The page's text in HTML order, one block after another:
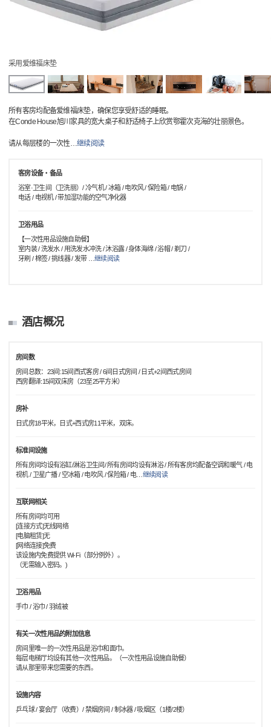
采用爱维福床垫
所有客房均配备爱维福床垫，确保您享受舒适的睡眠。
在Conde House旭川家具的宽大桌子和舒适椅子上欣赏鄂霍次克海的壮丽景色。
请从每层楼的一次性…继续阅读
客房设备・备品
浴室·卫生间（卫洗丽）/ 冷气机 / 冰箱 / 电吹风 / 保险箱 / 电锅 /
电话 / 电视机 / 带加湿功能的空气净化器
卫浴用品
【一次性用品设施自助餐】
室内装 / 洗发水 / 用洗发水冲洗 / 沐浴露 / 身体海绵 / 浴帽 / 剃刀 /
牙刷 / 棉签 / 挑线器 / 发带
…继续阅读
酒店概况
房间数
房间总数：23间:15间西式客房 / 6间日式房间 / 日式+2间西式房间
西房翻译:15间双床房（23至25平方米）
房补
日式房18平米，日式+西式房11平米，双床。
标准间设施
所有房间均设有浴缸/淋浴卫生间/ 所有房间均设有淋浴 / 所有客房均配备空调和暖气 / 电
视机 / 卫星广播 / 空冰箱 / 电吹风 / 保险箱 / 电… 继续阅读
互联网相关
所有房间均可用
[连接方式]无线网络
[电脑租赁]无
[网络连接]免费
该设施内免费提供 Wi-Fi（部分例外）。
（无需输入密码。)
卫浴用品
手巾 / 浴巾 / 羽绒被
有关一次性用品的附加信息
房间里唯一的一次性用品是浴巾和面巾。
每层电梯厅均设有其他一次性用品。（一次性用品设施自助餐）
请从那里带来您需要的东西。
设施内容
乒乓球 / 宴会厅（收费）/ 禁烟房间 / 制冰器 / 吸烟区（1楼/2楼）